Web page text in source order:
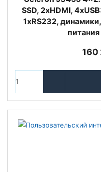
SSD, 2xHDMI,
1xRS232,
160